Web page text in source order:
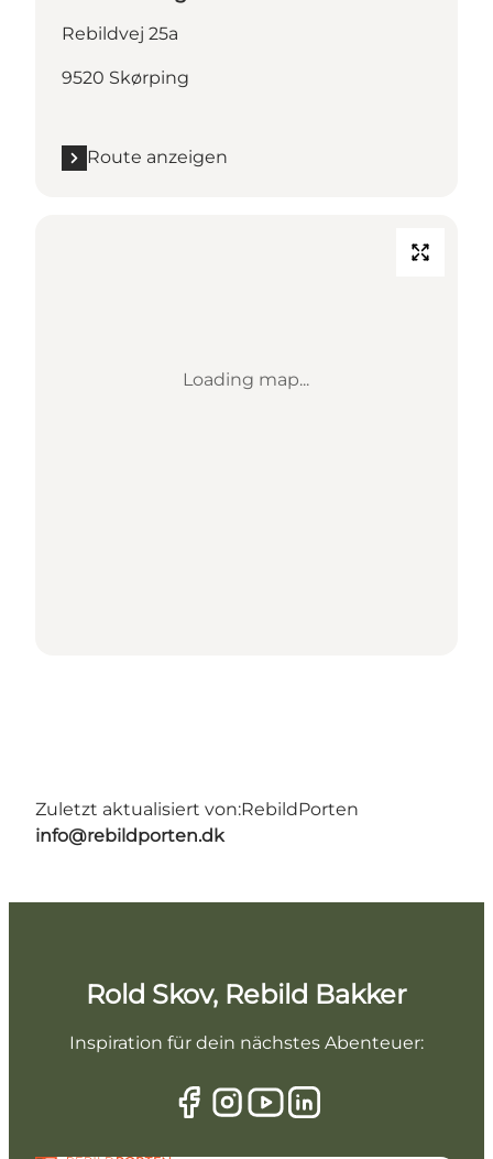
Rebildvej 25a
9520 Skørping
Route anzeigen
Loading map...
Zuletzt aktualisiert von:RebildPorten
info@rebildporten.dk
Rold Skov, Rebild Bakker
Inspiration für dein nächstes Abenteuer: